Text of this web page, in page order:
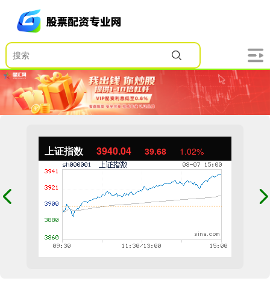
上证指数 3940.04 39.68 1.02%